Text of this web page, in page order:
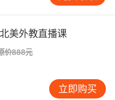
核心 语法常是孩子们的
晰的规律和有限的范
切忌贪多求全，建议先
：一般现在时、一般过
一开始就灌输复杂的语
比鲜明的例句让孩子感
（我打篮球）
美外教直播课
价888元
立即购买